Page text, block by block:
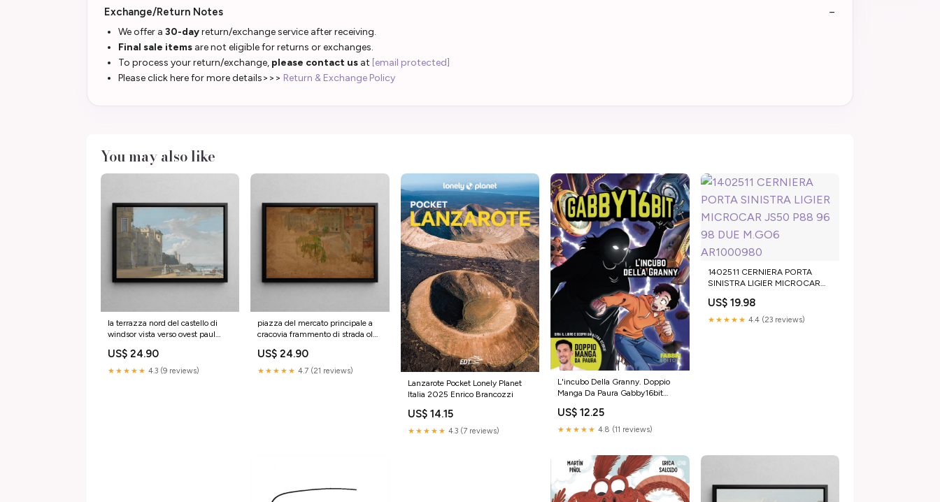
Exchange/Return Notes
We offer a 30-dayreturn/exchange service after receiving.
Final sale items are not eligible for returns or exchanges.
To process your return/exchange, please contact us at [email protected]
Please click here for more details>>> Return & Exchange Policy
You may also like
la terrazza nord del castello di
windsor vista verso ovest paul
US$ 24.90
★★★★★ 4.3 (9 reviews)
piazza del mercato principale a
cracovia frammento di strada olga
US$ 24.90
★★★★★ 4.7 (21 reviews)
Lanzarote Pocket Lonely Planet
Italia 2025 Enrico Brancozzi
US$ 14.15
★★★★★ 4.3 (7 reviews)
L'incubo Della Granny. Doppio
Manga Da Paura Gabby16bit
Volpato
US$ 12.25
★★★★★ 4.8 (11 reviews)
1402511 CERNIERA PORTA
SINISTRA LIGIER MICROCAR
AR1000980
US$ 19.98
★★★★★ 4.4 (23 reviews)